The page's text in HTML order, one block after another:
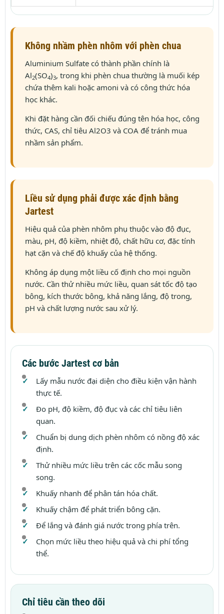
Không nhầm phèn nhôm với phèn chua
Aluminium Sulfate có thành phần chính là
Al2(SO4)3, trong khi phèn chua thường là muối kép
chứa thêm kali hoặc amoni và có công thức hóa
học khác.
Khi đặt hàng cần đối chiếu đúng tên hóa học, công
thức, CAS, chỉ tiêu Al2O3 và COA để tránh mua
nhầm sản phẩm.
Liều sử dụng phải được xác định bằng
Jartest
Hiệu quả của phèn nhôm phụ thuộc vào độ đục,
màu, pH, độ kiềm, nhiệt độ, chất hữu cơ, đặc tính
hạt cặn và chế độ khuấy của hệ thống.
Không áp dụng một liều cố định cho mọi nguồn
nước. Cần thử nhiều mức liều, quan sát tốc độ tạo
bông, kích thước bông, khả năng lắng, độ trong,
pH và chất lượng nước sau xử lý.
Các bước Jartest cơ bản
Lấy mẫu nước đại diện cho điều kiện vận hành
thực tế.
Đo pH, độ kiềm, độ đục và các chỉ tiêu liên
quan.
Chuẩn bị dung dịch phèn nhôm có nồng độ xác
định.
Thử nhiều mức liều trên các cốc mẫu song
song.
Khuấy nhanh để phân tán hóa chất.
Khuấy chậm để phát triển bông cặn.
Để lắng và đánh giá nước trong phía trên.
Chọn mức liều theo hiệu quả và chi phí tổng
thể.
Chỉ tiêu cần theo dõi